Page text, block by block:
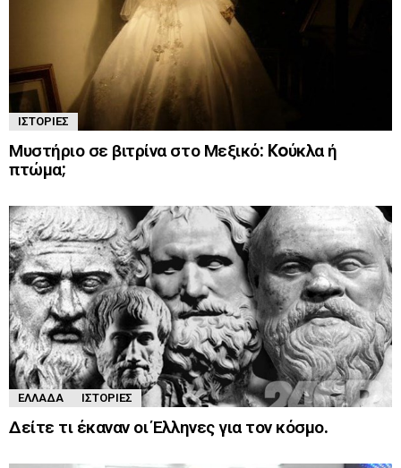
ΙΣΤΟΡΊΕΣ
Μυστήριο σε βιτρίνα στο Μεξικό: Koύκλα ή
πτώμα;
ΕΛΛΆΔΑ ΙΣΤΟΡΊΕΣ
Δείτε τι έκαναν οι Έλληνες για τον κόσμο.